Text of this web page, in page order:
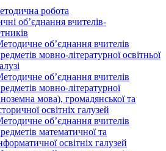
робота
об’єднання вчителів-
об’єднання вчителів
мовно-літературної освітньої
об’єднання вчителів
мовно-літературної
мова), громадянської та
освітніх галузей
об’єднання вчителів
математичної та
освітніх галузей